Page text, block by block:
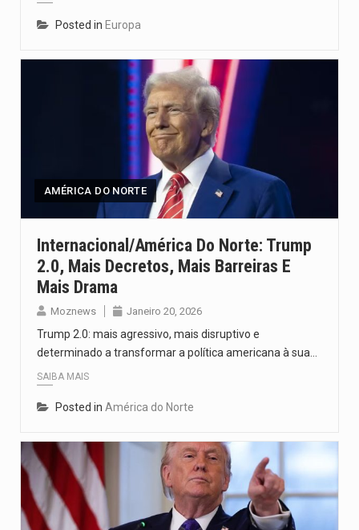
Posted in Europa
AMÉRICA DO NORTE
Internacional/América Do Norte: Trump
2.0, Mais Decretos, Mais Barreiras E
Mais Drama
Moznews Janeiro 20, 2026
Trump 2.0: mais agressivo, mais disruptivo e
determinado a transformar a política americana à sua…
SAIBA MAIS
Posted in América do Norte